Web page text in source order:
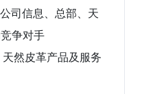
司信息、总部、天
争对手
然皮革产品及服务